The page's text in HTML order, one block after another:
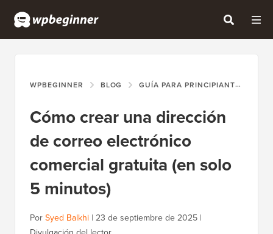
WPBEGINNER BLOG GUÍA PARA PRINCIPIANTES
Cómo crear una dirección
de correo electrónico
comercial gratuita (en solo
5 minutos)
Por Syed Balkhi | 23 de septiembre de 2025 |